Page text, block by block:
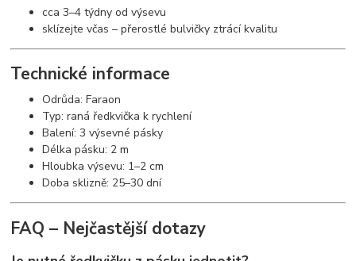
cca 3–4 týdny od výsevu
sklízejte včas – přerostlé bulvičky ztrácí kvalitu
Technické informace
Odrůda: Faraon
Typ: raná ředkvička k rychlení
Balení: 3 výsevné pásky
Délka pásku: 2 m
Hloubka výsevu: 1–2 cm
Doba sklizně: 25–30 dní
FAQ – Nejčastější dotazy